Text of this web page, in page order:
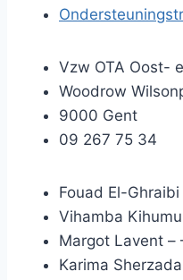
Vzw OTA Oost-
Woodrow
9000 Gent
09 267 75 34
Fouad El-Ghraibi
Vihamba
Margot Lavent –
Karima